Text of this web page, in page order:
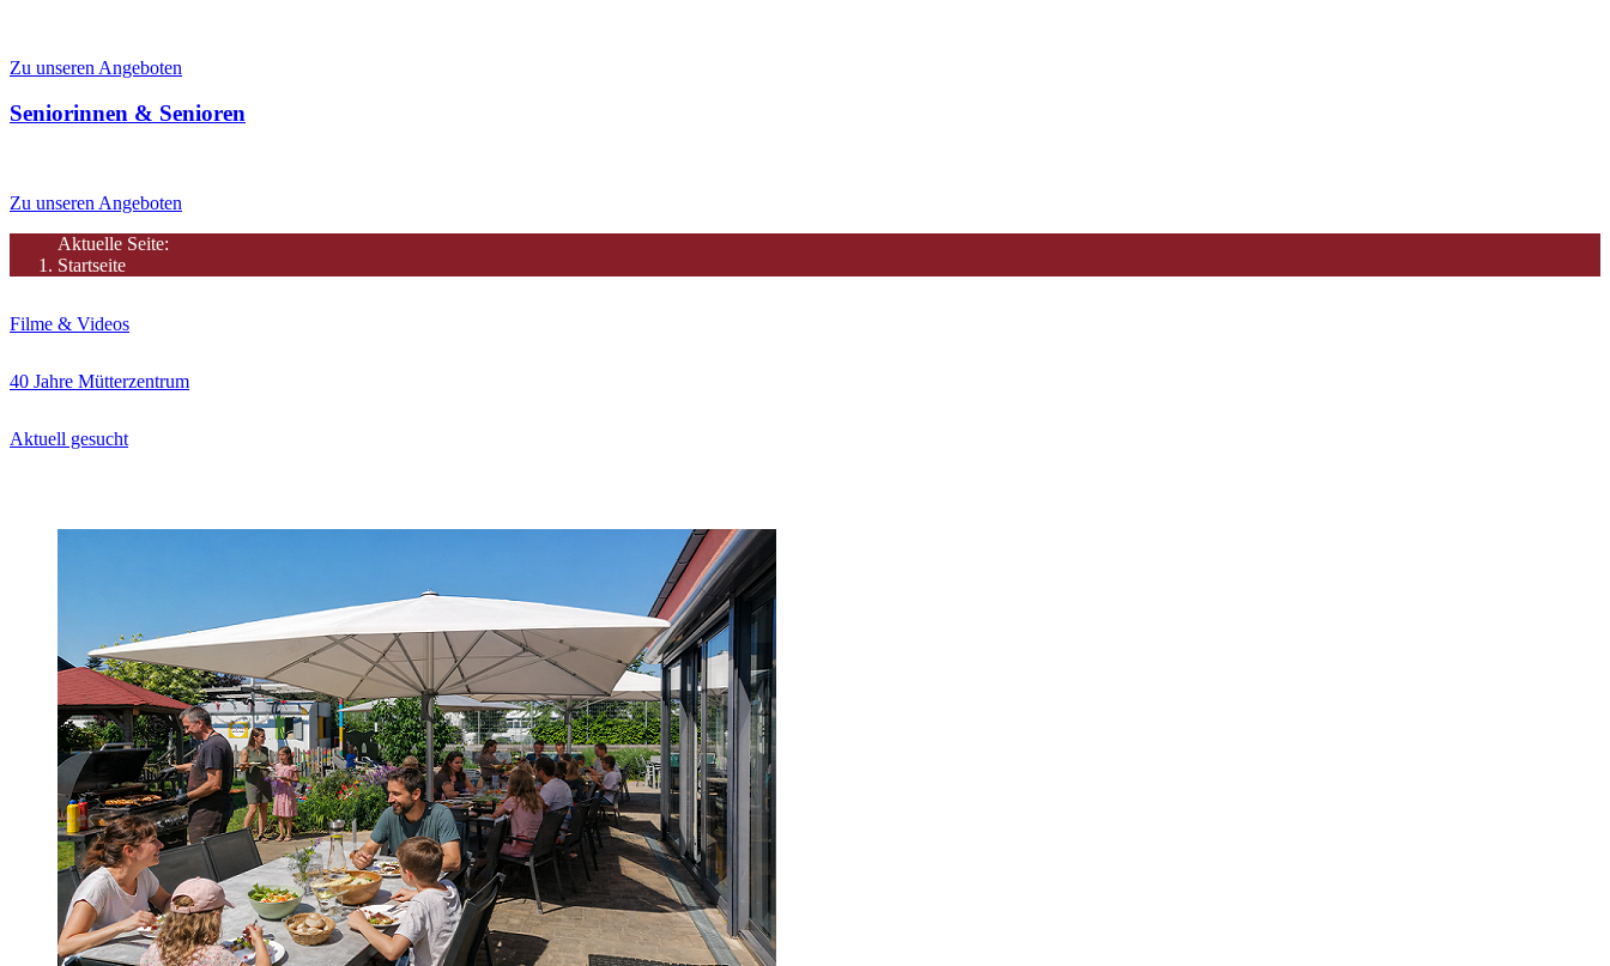
Zu unseren Angeboten
Seniorinnen & Senioren
Zu unseren Angeboten
Aktuelle Seite:
Startseite
Filme & Videos
40 Jahre Mütterzentrum
Aktuell gesucht